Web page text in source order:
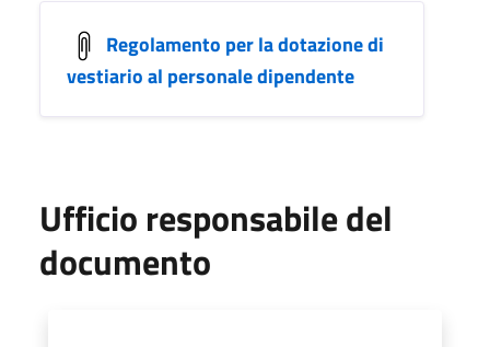
Regolamento per la dotazione di
vestiario al personale dipendente
Ufficio responsabile del
documento